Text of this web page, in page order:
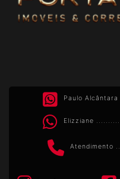
Paulo Alcântara
Elizziane
Atendimento